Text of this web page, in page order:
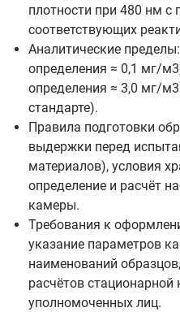
плотности при 480 нм с
соответствующих
Аналитические
определения ≈ 0,1 мг/
определения ≈ 3,0 мг/
стандарте).
Правила подготовки
выдержки перед
материалов), условия
определение и расчёт
камеры.
Требования к
указание параметров
наименований
расчётов стационарной
уполномоченных лиц.